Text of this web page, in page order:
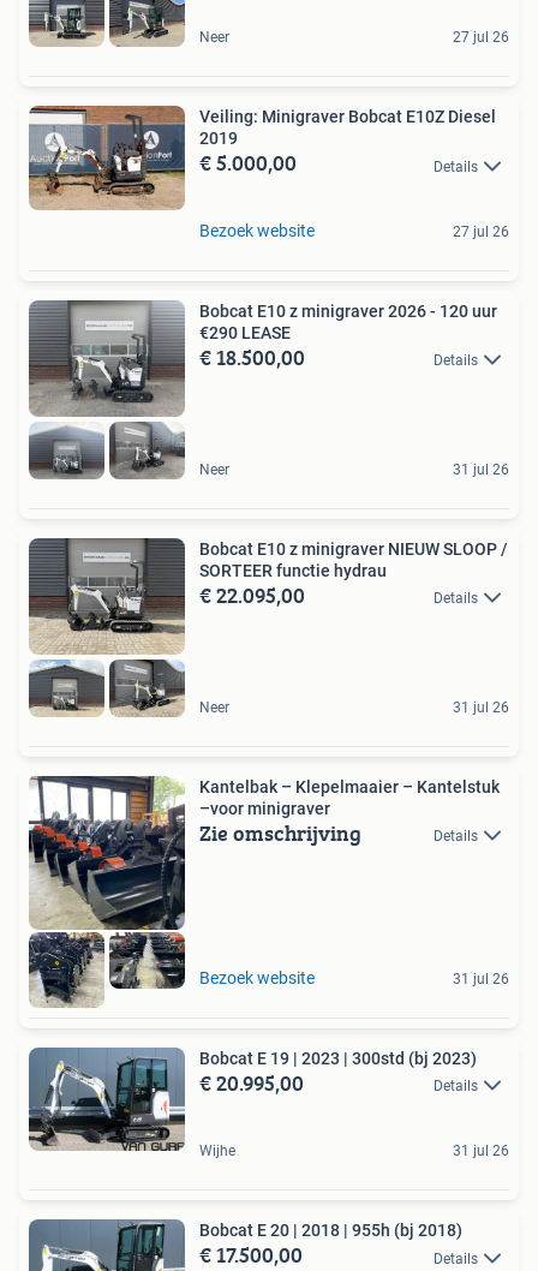
Neer 27 jul 26
Veiling: Minigraver Bobcat E10Z Diesel
2019
€ 5.000,00 Details
Bezoek website 27 jul 26
Bobcat E10 z minigraver 2026 - 120 uur
€290 LEASE
€ 18.500,00 Details
Neer 31 jul 26
Bobcat E10 z minigraver NIEUW SLOOP /
SORTEER functie hydrau
€ 22.095,00 Details
Neer 31 jul 26
Kantelbak – Klepelmaaier – Kantelstuk
–voor minigraver
Zie omschrijving Details
Bezoek website 31 jul 26
Bobcat E 19 | 2023 | 300std (bj 2023)
€ 20.995,00 Details
Wijhe 31 jul 26
Bobcat E 20 | 2018 | 955h (bj 2018)
€ 17.500,00 Details